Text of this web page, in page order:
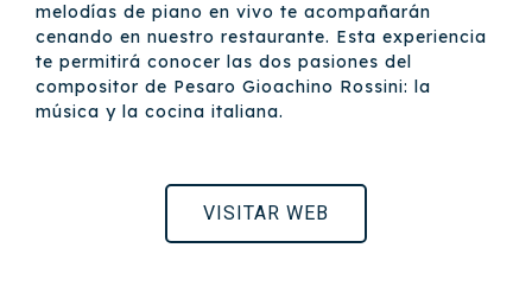
melodías de piano en vivo te acompañarán
cenando en nuestro restaurante. Esta experiencia
te permitirá conocer las dos pasiones del
compositor de Pesaro Gioachino Rossini: la
música y la cocina italiana.
VISITAR WEB